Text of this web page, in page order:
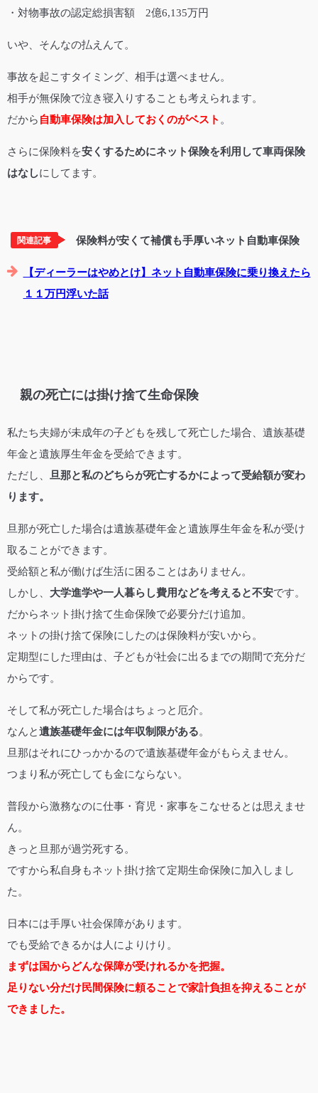
・対物事故の認定総損害額 2億6,135万円
いや、そんなの払えんて。
事故を起こすタイミング、相手は選べません。
相手が無保険で泣き寝入りすることも考えられます。
だから 自動車保険は加入しておくのがベスト 。
さらに保険料を安くするためにネット保険を利用して車両保険
はなしにしてます。
関連記事 保険料が安くて補償も手厚いネット自動車保険
【ディーラーはやめとけ】ネット自動車保険に乗り換えたら
１１万円浮いた話
親の死亡には掛け捨て生命保険
私たち夫婦が未成年の子どもを残して死亡した場合、遺族基礎
年金と遺族厚生年金を受給できます。
ただし、 旦那と私のどちらが死亡するかによって受給額が変わ
ります。
旦那が死亡した場合は遺族基礎年金と遺族厚生年金を私が受け
取ることができます。
受給額と私が働けば生活に困ることはありません。
しかし、 大学進学や一人暮らし費用などを考えると不安です。
だからネット掛け捨て生命保険で必要分だけ追加。
ネットの掛け捨て保険にしたのは保険料が安いから。
定期型にした理由は、子どもが社会に出るまでの期間で充分だ
からです。
そして私が死亡した場合はちょっと厄介。
なんと遺族基礎年金には年収制限がある。
旦那はそれにひっかかるので遺族基礎年金がもらえません。
つまり私が死亡しても金にならない。
普段から激務なのに仕事・育児・家事をこなせるとは思えませ
ん。
きっと旦那が過労死する。
ですから私自身もネット掛け捨て定期生命保険に加入しまし
た。
日本には手厚い社会保障があります。
でも受給できるかは人によりけり。
まずは国からどんな保障が受けれるかを把握。
足りない分だけ民間保険に頼ることで家計負担を抑えることが
できました。